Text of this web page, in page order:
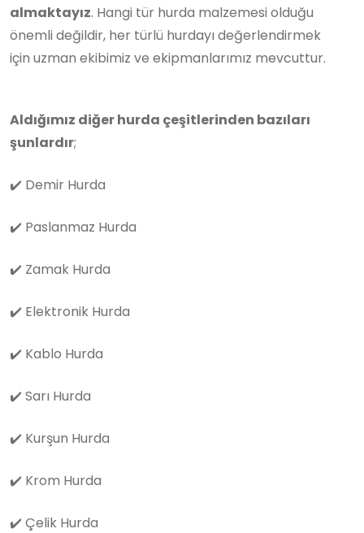
almaktayız. Hangi tür hurda malzemesi olduğu
önemli değildir, her türlü hurdayı değerlendirmek
için uzman ekibimiz ve ekipmanlarımız mevcuttur.
Aldığımız diğer hurda çeşitlerinden bazıları
şunlardır;
✔️ Demir Hurda
✔️ Paslanmaz Hurda
✔️ Zamak Hurda
✔️ Elektronik Hurda
✔️ Kablo Hurda
✔️ Sarı Hurda
✔️ Kurşun Hurda
✔️ Krom Hurda
✔️ Çelik Hurda